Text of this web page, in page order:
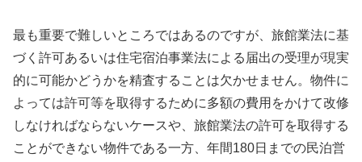
最も重要で難しいところではあるのですが、旅館業法に基
づく許可あるいは住宅宿泊事業法による届出の受理が現実
的に可能かどうかを精査することは欠かせません。物件に
よっては許可等を取得するために多額の費用をかけて改修
しなければならないケースや、旅館業法の許可を取得する
ことができない物件である一方、年間180日までの民泊営